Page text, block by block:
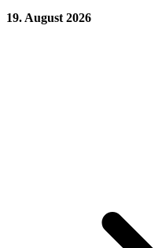
19. August 2026